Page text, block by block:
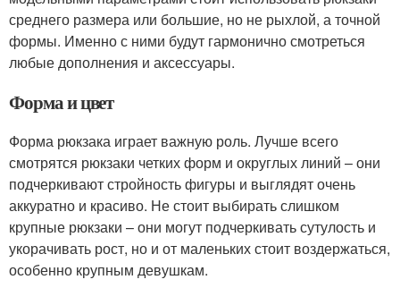
среднего размера или большие, но не рыхлой, а точной
формы. Именно с ними будут гармонично смотреться
любые дополнения и аксессуары.
Форма и цвет
Форма рюкзака играет важную роль. Лучше всего
смотрятся рюкзаки четких форм и округлых линий – они
подчеркивают стройность фигуры и выглядят очень
аккуратно и красиво. Не стоит выбирать слишком
крупные рюкзаки – они могут подчеркивать сутулость и
укорачивать рост, но и от маленьких стоит воздержаться,
особенно крупным девушкам.